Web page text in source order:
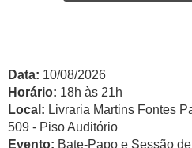
Data: 10/08/2026
Horário: 18h às 21h
Local: Livraria Martins Fontes
509 - Piso Auditório
Evento: Bate-Papo e Sessão